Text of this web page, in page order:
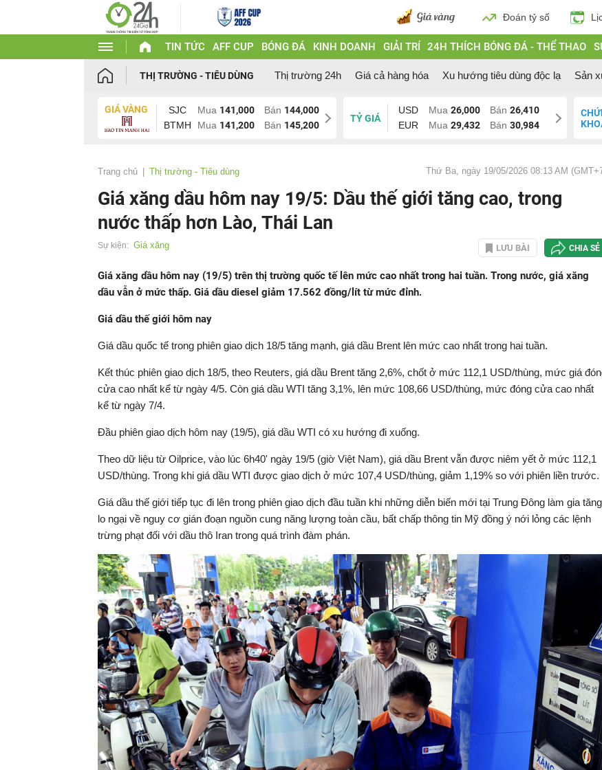
Đoán tỷ số
TIN TỨC AFF CUP BÓNG ĐÁ KINH DOANH GIẢI TRÍ 24H THÍCH BÓNG ĐÁ - THỂ THAO
THỊ TRƯỜNG - TIÊU DÙNG Thị trường 24h Giá cả hàng hóa Xu hướng tiêu dùng độc lạ Sản
GIÁ VÀNG SJC Mua 141,000 Bán 144,000
BTMH
Mua 141,200 Bán 145,200
TỶ GIÁ
USD Mua 26,000 Bán 26,410
EUR
Mua 29,432 Bán 30,984
Trang chủ Thị trường - Tiêu dùng Thứ Ba, ngày 19/05/2026 08:13 AM
Giá xăng dầu hôm nay 19/5: Dầu thế giới tăng cao, trong
nước thấp hơn Lào, Thái Lan
Sự kiện: Giá xăng LƯU BÀI CHIA SẺ
Giá xăng dầu hôm nay (19/5) trên thị trường quốc tế lên mức cao nhất trong hai tuần. Trong nước, giá xăng
dầu vẫn ở mức thấp. Giá dầu diesel giảm 17.562 đồng/lít từ mức đỉnh.
Giá dầu thế giới hôm nay
Giá dầu quốc tế trong phiên giao dịch 18/5 tăng mạnh, giá dầu Brent lên mức cao nhất trong hai tuần.
Kết thúc phiên giao dịch 18/5, theo Reuters, giá dầu Brent tăng 2,6%, chốt ở mức 112,1 USD/thùng, mức giá
cửa cao nhất kể từ ngày 4/5. Còn giá dầu WTI tăng 3,1%, lên mức 108,66 USD/thùng, mức đóng cửa cao nhất
kể từ ngày 7/4.
Đầu phiên giao dịch hôm nay (19/5), giá dầu WTI có xu hướng đi xuống.
Theo dữ liệu từ Oilprice, vào lúc 6h40' ngày 19/5 (giờ Việt Nam), giá dầu Brent vẫn được niêm yết ở mức 112,1
USD/thùng. Trong khi giá dầu WTI được giao dịch ở mức 107,4 USD/thùng, giảm 1,19% so với phiên liền trước.
Giá dầu thế giới tiếp tục đi lên trong phiên giao dịch đầu tuần khi những diễn biến mới tại Trung Đông làm gia tăng
lo ngại về nguy cơ gián đoạn nguồn cung năng lượng toàn cầu, bất chấp thông tin Mỹ đồng ý nới lỏng các lệnh
trừng phạt đối với dầu thô Iran trong quá trình đàm phán.